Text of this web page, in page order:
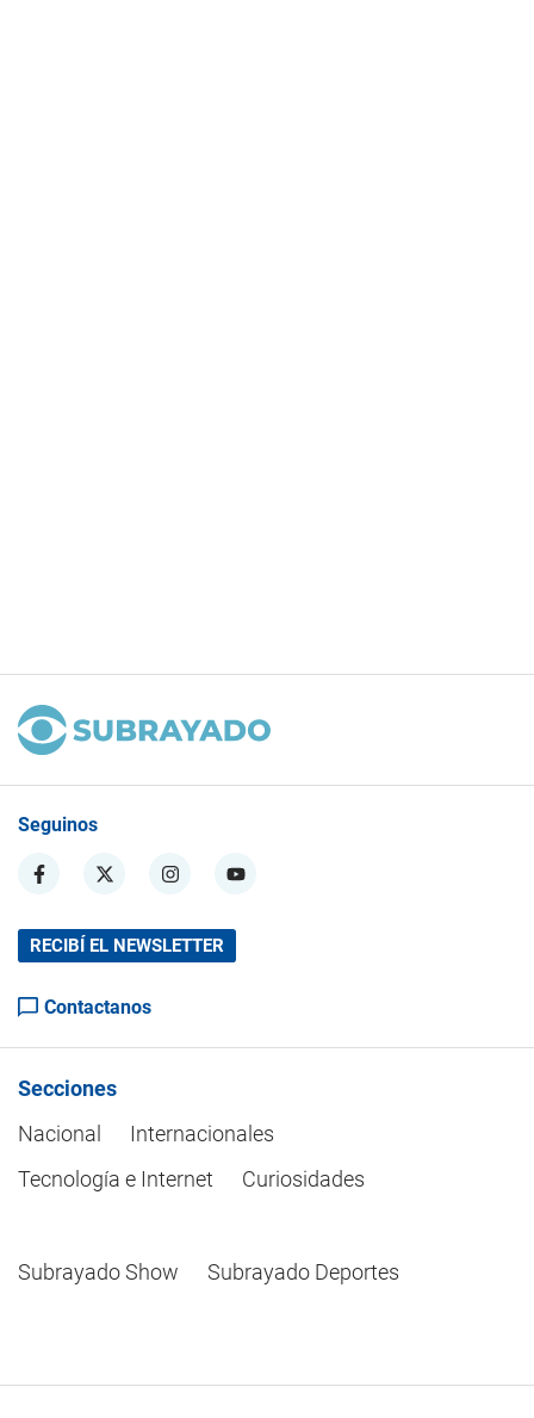
Seguinos
RECIBÍ EL NEWSLETTER
Contactanos
Secciones
Nacional
Internacionales
Tecnología e Internet
Curiosidades
Subrayado Show Subrayado Deportes